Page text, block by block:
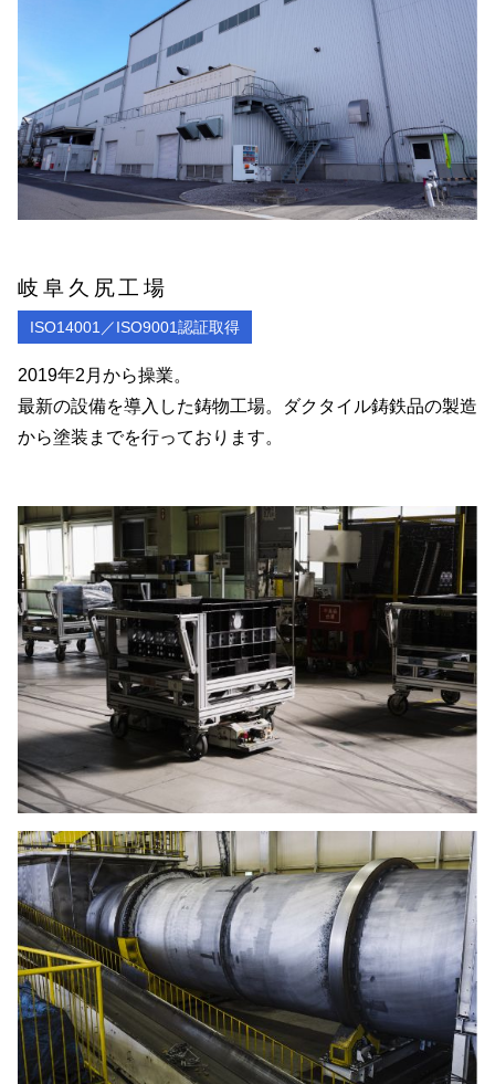
岐阜久尻工場
ISO14001／ISO9001認証取得
2019年2月から操業。
最新の設備を導入した鋳物工場。ダクタイル鋳鉄品の製造
から塗装までを行っております。